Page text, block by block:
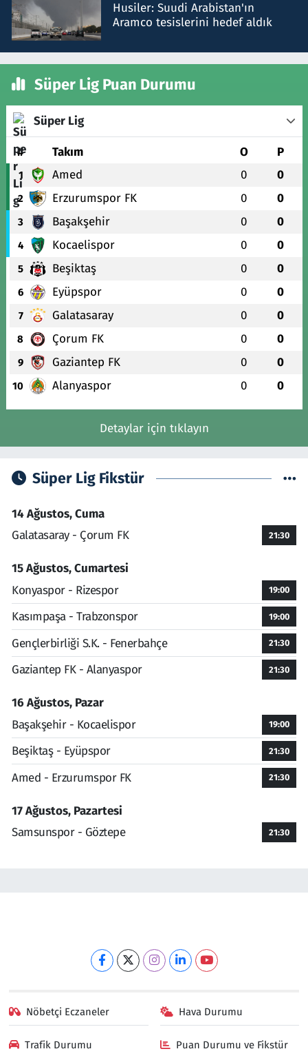
Husiler: Suudi Arabistan'ın
Aramco tesislerini hedef aldık
Süper Lig Puan Durumu
Süper Lig
# Takım O P
1 Amed 0 0
2 Erzurumspor FK 0 0
3 Başakşehir 0 0
4 Kocaelispor 0 0
5 Beşiktaş 0 0
6 Eyüpspor 0 0
7 Galatasaray 0 0
8 Çorum FK 0 0
9 Gaziantep FK 0 0
10 Alanyaspor 0 0
Detaylar için tıklayın
Süper Lig Fikstür
14 Ağustos, Cuma
Galatasaray - Çorum FK
21:30
15 Ağustos, Cumartesi
Konyaspor - Rizespor
19:00
Kasımpaşa - Trabzonspor 19:00
Gençlerbirliği S.K. - Fenerbahçe 21:30
Gaziantep FK - Alanyaspor 21:30
16 Ağustos, Pazar
Başakşehir - Kocaelispor
19:00
Beşiktaş - Eyüpspor 21:30
Amed - Erzurumspor FK 21:30
17 Ağustos, Pazartesi
Samsunspor - Göztepe
21:30
Nöbetçi Eczaneler Hava Durumu
Trafik Durumu Puan Durumu ve Fikstür